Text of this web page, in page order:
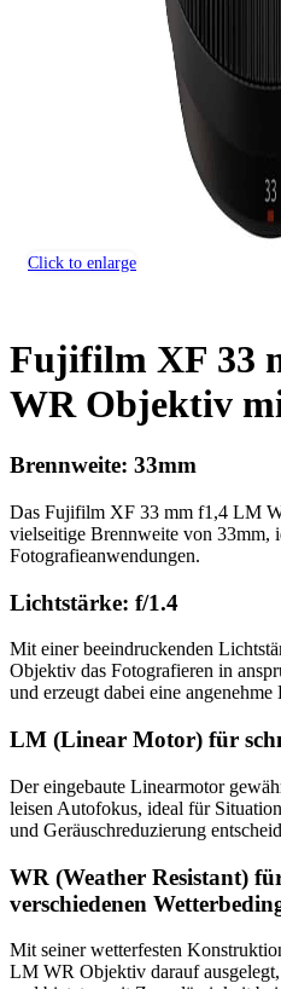
Click to enlarge
Fujifilm XF 33
WR Objektiv
Brennweite: 33mm
Das Fujifilm XF 33 mm f1,4 LM
vielseitige Brennweite von 33mm,
Fotografieanwendungen.
Lichtstärke: f/1.4
Mit einer beeindruckenden
Objektiv das Fotografieren in
und erzeugt dabei eine
LM (Linear Motor) für
Der eingebaute Linearmotor
leisen Autofokus, ideal für
und Geräuschreduzierung
WR (Weather Resistant)
verschiedenen
Mit seiner wetterfesten
LM WR Objektiv darauf